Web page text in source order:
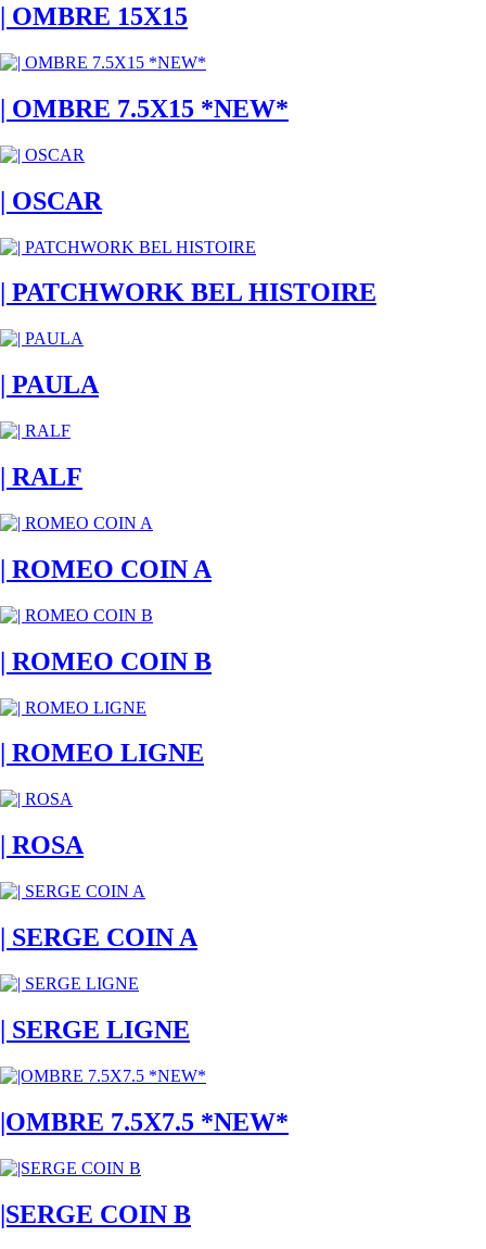
| OMBRE 15X15
| OMBRE 7.5X15 *NEW*
| OSCAR
| PATCHWORK BEL HISTOIRE
| PAULA
| RALF
| ROMEO COIN A
| ROMEO COIN B
| ROMEO LIGNE
| ROSA
| SERGE COIN A
| SERGE LIGNE
|OMBRE 7.5X7.5 *NEW*
|SERGE COIN B